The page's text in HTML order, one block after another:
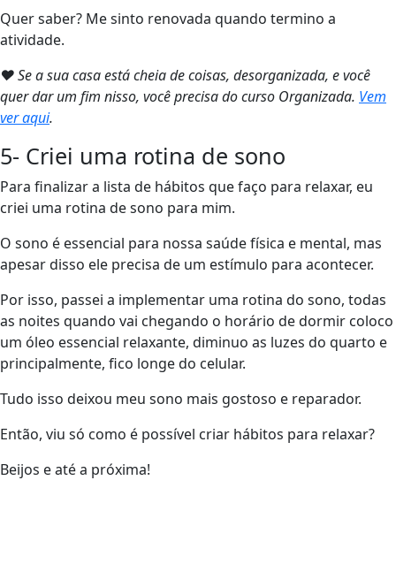
Quer saber? Me sinto renovada quando termino a
atividade.
❤ Se a sua casa está cheia de coisas, desorganizada, e você
quer dar um fim nisso, você precisa do curso Organizada. Vem
ver aqui.
5- Criei uma rotina de sono
Para finalizar a lista de hábitos que faço para relaxar, eu
criei uma rotina de sono para mim.
O sono é essencial para nossa saúde física e mental, mas
apesar disso ele precisa de um estímulo para acontecer.
Por isso, passei a implementar uma rotina do sono, todas
as noites quando vai chegando o horário de dormir coloco
um óleo essencial relaxante, diminuo as luzes do quarto e
principalmente, fico longe do celular.
Tudo isso deixou meu sono mais gostoso e reparador.
Então, viu só como é possível criar hábitos para relaxar?
Beijos e até a próxima!